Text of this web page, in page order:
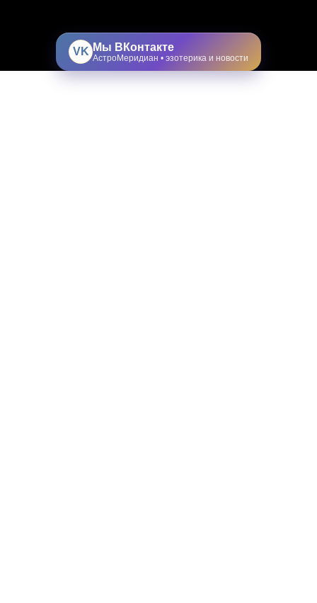
VK Мы ВКонтакте
АстроМеридиан • эзотерика и новости